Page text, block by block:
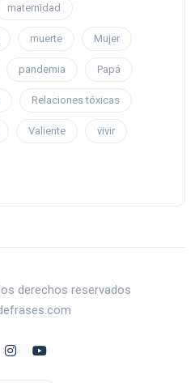
maternidad
muerte Mujer
pandemia Papá
Relaciones tóxicas
Valiente vivir
derechos reservados